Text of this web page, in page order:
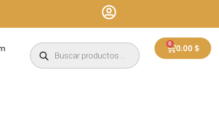
Búsqueda
de
productos
0.00 $
0
Cart